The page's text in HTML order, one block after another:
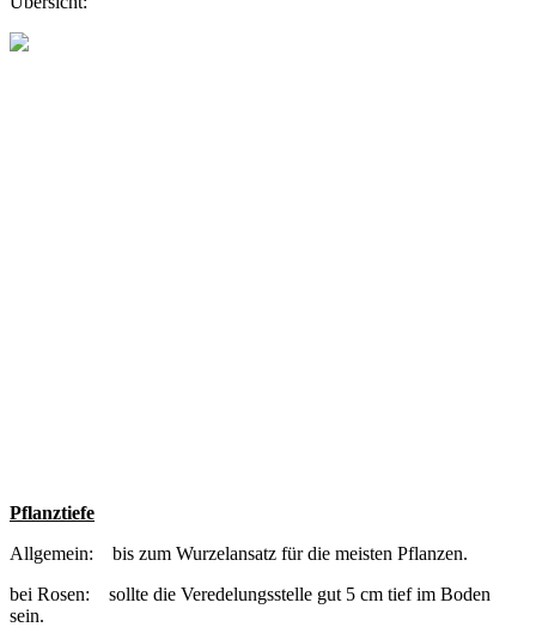
Pflanztiefe
Allgemein: bis zum Wurzelansatz für die meisten Pflanzen.
bei Rosen: sollte die Veredelungsstelle gut 5 cm tief im Boden
sein.